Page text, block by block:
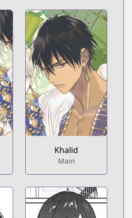
Khalid
Main